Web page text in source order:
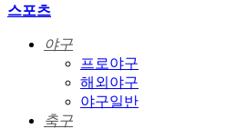
스포츠
야구
프로야구
해외야구
야구일반
축구